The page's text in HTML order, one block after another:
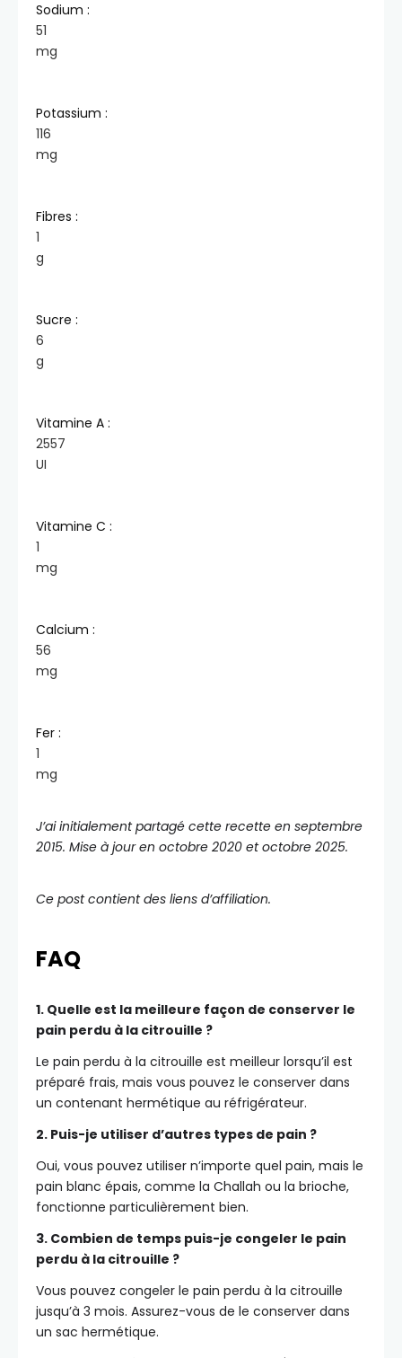
Sodium :
51
mg
Potassium :
116
mg
Fibres :
1
g
Sucre :
6
g
Vitamine A :
2557
UI
Vitamine C :
1
mg
Calcium :
56
mg
Fer :
1
mg
J’ai initialement partagé cette recette en septembre
2015. Mise à jour en octobre 2020 et octobre 2025.
Ce post contient des liens d’affiliation.
FAQ
1. Quelle est la meilleure façon de conserver le
pain perdu à la citrouille ?
Le pain perdu à la citrouille est meilleur lorsqu’il est
préparé frais, mais vous pouvez le conserver dans
un contenant hermétique au réfrigérateur.
2. Puis-je utiliser d’autres types de pain ?
Oui, vous pouvez utiliser n’importe quel pain, mais le
pain blanc épais, comme la Challah ou la brioche,
fonctionne particulièrement bien.
3. Combien de temps puis-je congeler le pain
perdu à la citrouille ?
Vous pouvez congeler le pain perdu à la citrouille
jusqu’à 3 mois. Assurez-vous de le conserver dans
un sac hermétique.